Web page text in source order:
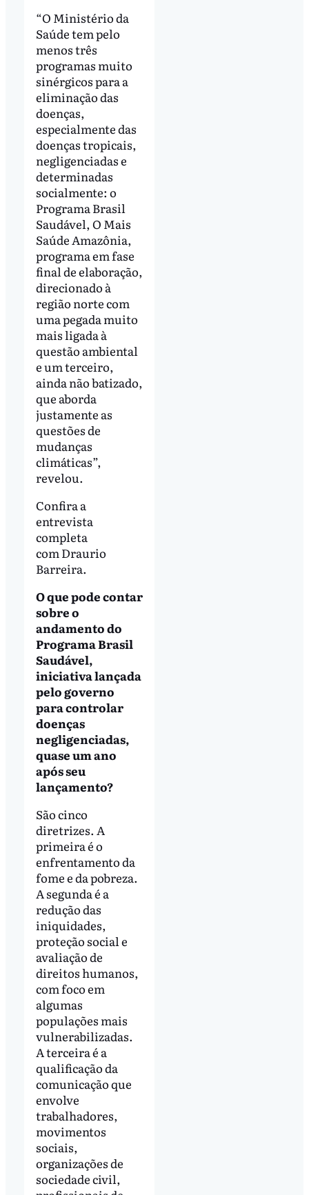
“O Ministério da
Saúde tem pelo
menos três
programas muito
sinérgicos para a
eliminação das
doenças,
especialmente das
doenças tropicais,
negligenciadas e
determinadas
socialmente: o
Programa Brasil
Saudável, O Mais
Saúde Amazônia,
programa em fase
final de elaboração,
direcionado à
região norte com
uma pegada muito
mais ligada à
questão ambiental
e um terceiro,
ainda não batizado,
que aborda
justamente as
questões de
mudanças
climáticas”,
revelou.
Confira a
entrevista
completa
com Draurio
Barreira.
O que pode contar
sobre o
andamento do
Programa Brasil
Saudável,
iniciativa lançada
pelo governo
para controlar
doenças
negligenciadas,
quase um ano
após seu
lançamento?
São cinco
diretrizes. A
primeira é o
enfrentamento da
fome e da pobreza.
A segunda é a
redução das
iniquidades,
proteção social e
avaliação de
direitos humanos,
com foco em
algumas
populações mais
vulnerabilizadas.
A terceira é a
qualificação da
comunicação que
envolve
trabalhadores,
movimentos
sociais,
organizações de
sociedade civil,